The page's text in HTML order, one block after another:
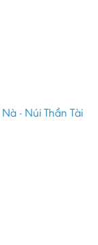
- Núi Thần Tài